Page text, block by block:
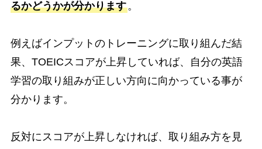
るかどうかが分かります。
例えばインプットのトレーニングに取り組んだ結
果、TOEICスコアが上昇していれば、自分の英語
学習の取り組みが正しい方向に向かっている事が
分かります。
反対にスコアが上昇しなければ、取り組み方を見